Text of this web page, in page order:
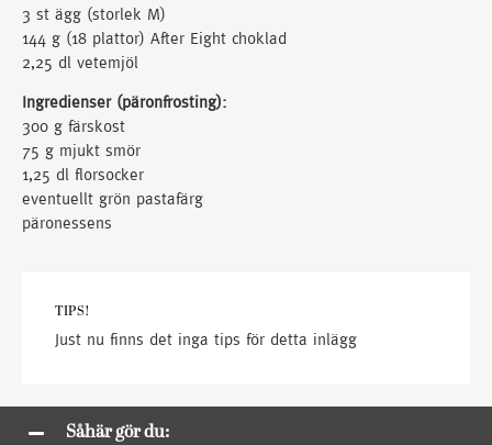
3 st ägg (storlek M)
144 g (18 plattor) After Eight choklad
2,25 dl vetemjöl
Ingredienser (päronfrosting):
300 g färskost
75 g mjukt smör
1,25 dl florsocker
eventuellt grön pastafärg
päronessens
TIPS!
Just nu finns det inga tips för detta inlägg
Såhär gör du: